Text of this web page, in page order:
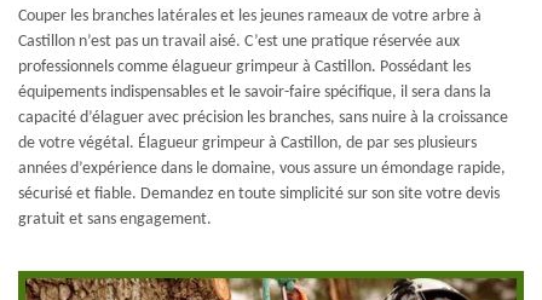
Couper les branches latérales et les jeunes rameaux de votre arbre à
Castillon n’est pas un travail aisé. C’est une pratique réservée aux
professionnels comme élagueur grimpeur à Castillon. Possédant les
équipements indispensables et le savoir-faire spécifique, il sera dans la
capacité d’élaguer avec précision les branches, sans nuire à la croissance
de votre végétal. Élagueur grimpeur à Castillon, de par ses plusieurs
années d’expérience dans le domaine, vous assure un émondage rapide,
sécurisé et fiable. Demandez en toute simplicité sur son site votre devis
gratuit et sans engagement.